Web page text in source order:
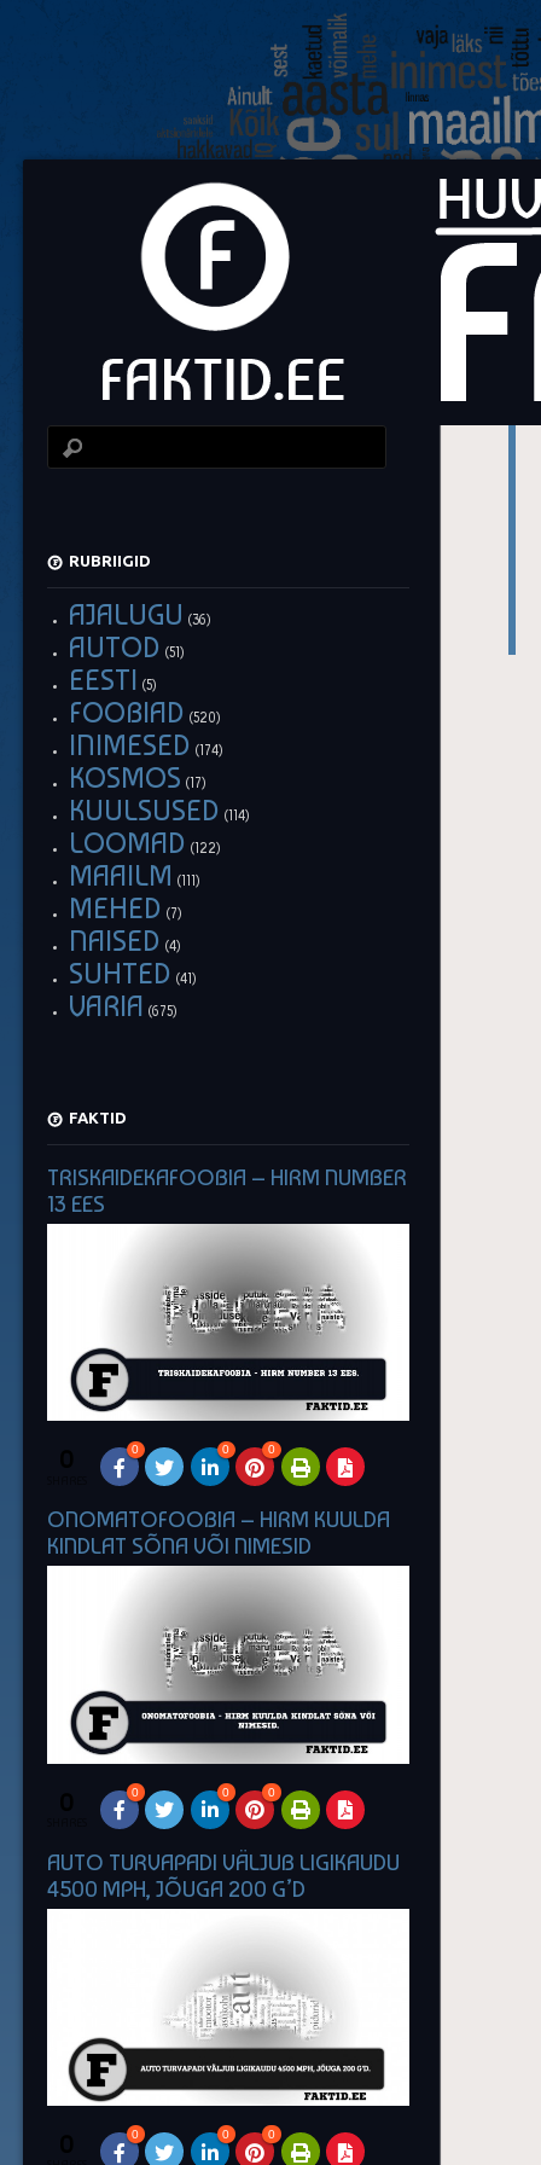
RUBRIIGID
AJALUGU (36)
AUTOD (51)
EESTI (5)
FOOBIAD (520)
INIMESED (174)
KOSMOS (17)
KUULSUSED (114)
LOOMAD (122)
MAAILM (111)
MEHED (7)
NAISED (4)
SUHTED (41)
VARIA (675)
FAKTID
TRISKAIDEKAFOOBIA – HIRM NUMBER
13 EES
0 0 0 0
ONOMATOFOOBIA – HIRM KUULDA
KINDLAT SÕNA VÕI NIMESID
0 0 0 0
AUTO TURVAPADI VÄLJUB LIGIKAUDU
4500 MPH, JÕUGA 200 G’D
0 0 0 0